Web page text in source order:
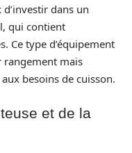
dans un
qui contient
Ce type d’équipement
rangement mais
besoins de cuisson.
et de la